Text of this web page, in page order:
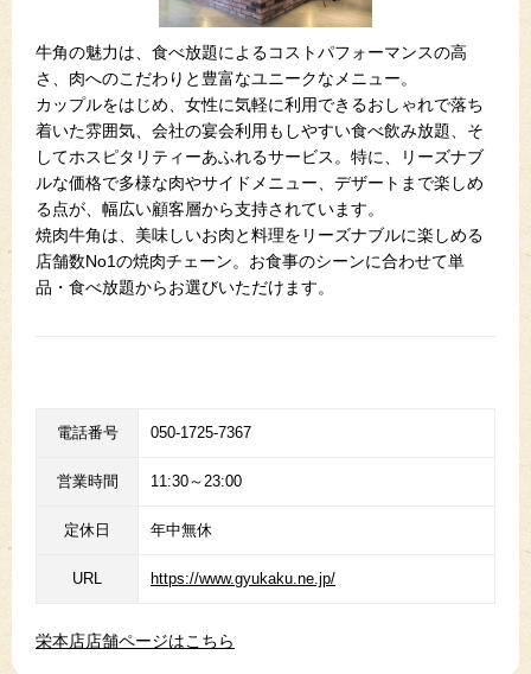
牛角の魅力は、食べ放題によるコストパフォーマンスの高
さ、肉へのこだわりと豊富なユニークなメニュー。
カップルをはじめ、女性に気軽に利用できるおしゃれで落ち
着いた雰囲気、会社の宴会利用もしやすい食べ飲み放題、そ
してホスピタリティーあふれるサービス。特に、リーズナブ
ルな価格で多様な肉やサイドメニュー、デザートまで楽しめ
る点が、幅広い顧客層から支持されています。
焼肉牛角は、美味しいお肉と料理をリーズナブルに楽しめる
店舗数No1の焼肉チェーン。お食事のシーンに合わせて単
品・食べ放題からお選びいただけます。
電話番号 050-1725-7367
営業時間 11:30～23:00
定休日 年中無休
URL https://www.gyukaku.ne.jp/
栄本店店舗ページはこちら